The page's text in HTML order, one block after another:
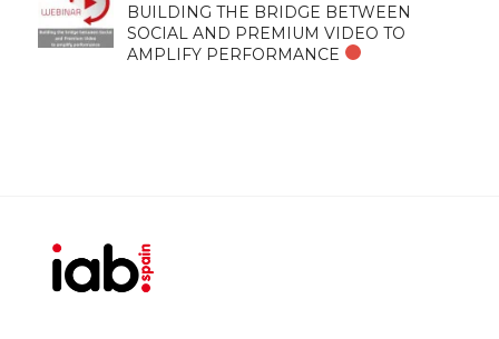
BUILDING THE BRIDGE BETWEEN
SOCIAL AND PREMIUM VIDEO TO
AMPLIFY PERFORMANCE